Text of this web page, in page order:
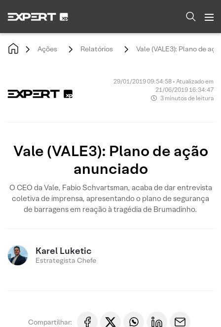
Ações Relatórios Vale (VALE3): Plano de
29/01/2019 09:54:58 • Atualizado em
21/06/2019 16:34:47
3 minutos de leitura
Vale (VALE3): Plano de ação
anunciado
O CEO da Vale, Fabio Schvartsman, acaba de dar entrevista
coletiva de imprensa, apresentando o plano de segurança
de barragens em reação à tragédia de Brumadinho.
Karel Luketic
Estrategista Chefe
Compartilhar: